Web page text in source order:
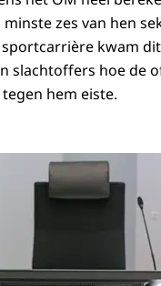
minste zes van hen
kwam
slachtoffers hoe de
hem eiste.